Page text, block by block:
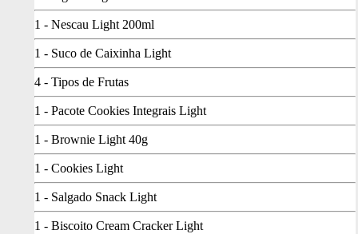
1 - Nescau Light 200ml
1 - Suco de Caixinha Light
4 - Tipos de Frutas
1 - Pacote Cookies Integrais Light
1 - Brownie Light 40g
1 - Cookies Light
1 - Salgado Snack Light
1 - Biscoito Cream Cracker Light